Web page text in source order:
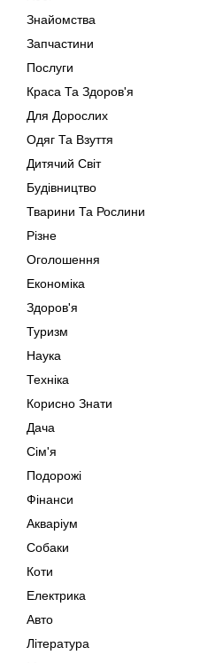
Знайомства
Запчастини
Послуги
Краса Та Здоров'я
Для Дорослих
Одяг Та Взуття
Дитячий Світ
Будівництво
Тварини Та Рослини
Різне
Оголошення
Економіка
Здоров'я
Туризм
Наука
Техніка
Корисно Знати
Дача
Сім'я
Подорожі
Фінанси
Акваріум
Собаки
Коти
Електрика
Авто
Література